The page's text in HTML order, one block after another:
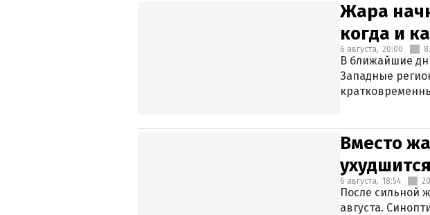
Жара
когда и
6 августа, 20:00
В ближайшие
Западные
Вместо
6 августа, 18:54
После сильной
августа.